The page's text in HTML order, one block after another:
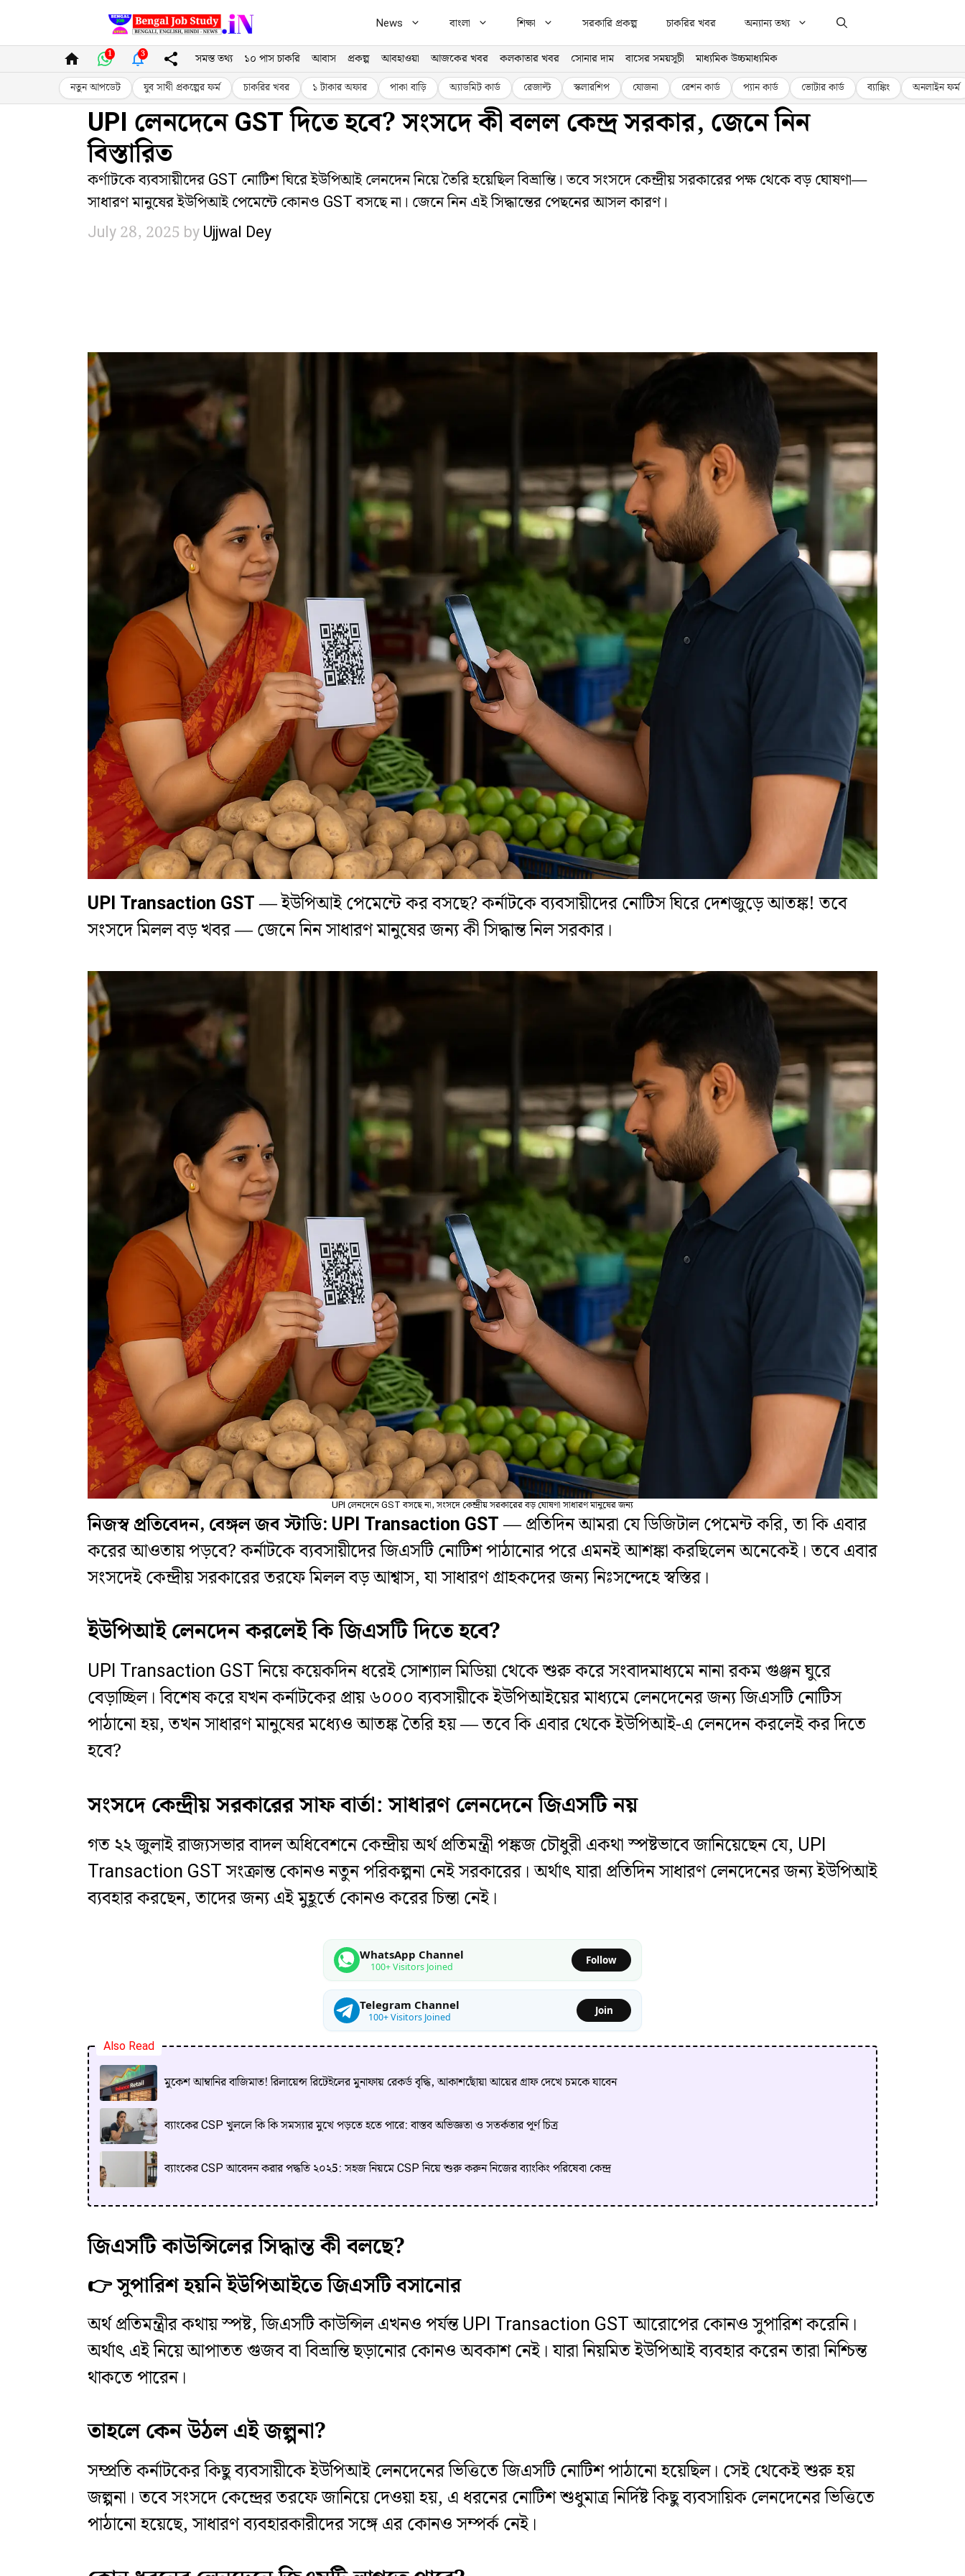
to
content
News বাংলা শিক্ষা সরকারি প্রকল্প চাকরির খবর অন্যান্য তথ্য
1 3 সমস্ত তথ্য ১০ পাস চাকরি আবাস প্রকল্প আবহাওয়া আজকের খবর কলকাতার খবর সোনার দাম বাসের সময়সূচী মাধ্যমিক উচ্চমাধ্যমিক
নতুন আপডেট যুব সাথী প্রকল্পের ফর্ম চাকরির খবর ১ টাকার অফার পাকা বাড়ি অ্যাডমিট কার্ড রেজাল্ট স্কলারশিপ যোজনা রেশন কার্ড প্যান কার্ড ভোটার কার্ড ব্যাঙ্কিং অনলাইন ফর্ম
UPI লেনদেনে GST দিতে হবে? সংসদে কী বলল কেন্দ্র সরকার, জেনে নিন
বিস্তারিত
কর্ণাটকে ব্যবসায়ীদের GST নোটিশ ঘিরে ইউপিআই লেনদেন নিয়ে তৈরি হয়েছিল বিভ্রান্তি। তবে সংসদে কেন্দ্রীয় সরকারের পক্ষ থেকে বড় ঘোষণা—
সাধারণ মানুষের ইউপিআই পেমেন্টে কোনও GST বসছে না। জেনে নিন এই সিদ্ধান্তের পেছনের আসল কারণ।
July 28, 2025 byUjjwal Dey
UPI Transaction GST— ইউপিআই পেমেন্টে কর বসছে? কর্নাটকে ব্যবসায়ীদের নোটিস ঘিরে দেশজুড়ে আতঙ্ক! তবে
সংসদে মিলল বড় খবর — জেনে নিন সাধারণ মানুষের জন্য কী সিদ্ধান্ত নিল সরকার।
UPI লেনদেনে GST বসছে না, সংসদে কেন্দ্রীয় সরকারের বড় ঘোষণা সাধারণ মানুষের জন্য
নিজস্ব প্রতিবেদন, বেঙ্গল জব স্টাডি: UPI Transaction GST— প্রতিদিন আমরা যে ডিজিটাল পেমেন্ট করি, তা কি এবার
করের আওতায় পড়বে? কর্নাটকে ব্যবসায়ীদের জিএসটি নোটিশ পাঠানোর পরে এমনই আশঙ্কা করছিলেন অনেকেই। তবে এবার
সংসদেই কেন্দ্রীয় সরকারের তরফে মিলল বড় আশ্বাস, যা সাধারণ গ্রাহকদের জন্য নিঃসন্দেহে স্বস্তির।
ইউপিআই লেনদেন করলেই কি জিএসটি দিতে হবে?
UPI Transaction GST নিয়ে কয়েকদিন ধরেই সোশ্যাল মিডিয়া থেকে শুরু করে সংবাদমাধ্যমে নানা রকম গুঞ্জন ঘুরে
বেড়াচ্ছিল। বিশেষ করে যখন কর্নাটকের প্রায় ৬০০০ ব্যবসায়ীকে ইউপিআইয়ের মাধ্যমে লেনদেনের জন্য জিএসটি নোটিস
পাঠানো হয়, তখন সাধারণ মানুষের মধ্যেও আতঙ্ক তৈরি হয় — তবে কি এবার থেকে ইউপিআই-এ লেনদেন করলেই কর দিতে
হবে?
সংসদে কেন্দ্রীয় সরকারের সাফ বার্তা: সাধারণ লেনদেনে জিএসটি নয়
গত ২২ জুলাই রাজ্যসভার বাদল অধিবেশনে কেন্দ্রীয় অর্থ প্রতিমন্ত্রী পঙ্কজ চৌধুরী একথা স্পষ্টভাবে জানিয়েছেন যে, UPI
Transaction GST সংক্রান্ত কোনও নতুন পরিকল্পনা নেই সরকারের। অর্থাৎ যারা প্রতিদিন সাধারণ লেনদেনের জন্য ইউপিআই
ব্যবহার করছেন, তাদের জন্য এই মুহূর্তে কোনও করের চিন্তা নেই।
WhatsApp Channel
100+ Visitors Joined
Follow
Telegram Channel
100+ Visitors Joined
Join
Also Read
মুকেশ আম্বানির বাজিমাত! রিলায়েন্স রিটেইলের মুনাফায় রেকর্ড বৃদ্ধি, আকাশছোঁয়া আয়ের গ্রাফ দেখে চমকে যাবেন
ব্যাংকের CSP খুললে কি কি সমস্যার মুখে পড়তে হতে পারে: বাস্তব অভিজ্ঞতা ও সতর্কতার পূর্ণ চিত্র
ব্যাংকের CSP আবেদন করার পদ্ধতি ২০২5: সহজ নিয়মে CSP নিয়ে শুরু করুন নিজের ব্যাংকিং পরিষেবা কেন্দ্র
জিএসটি কাউন্সিলের সিদ্ধান্ত কী বলছে?
👉 সুপারিশ হয়নি ইউপিআইতে জিএসটি বসানোর
অর্থ প্রতিমন্ত্রীর কথায় স্পষ্ট, জিএসটি কাউন্সিল এখনও পর্যন্ত UPI Transaction GST আরোপের কোনও সুপারিশ করেনি।
অর্থাৎ এই নিয়ে আপাতত গুজব বা বিভ্রান্তি ছড়ানোর কোনও অবকাশ নেই। যারা নিয়মিত ইউপিআই ব্যবহার করেন তারা নিশ্চিন্ত
থাকতে পারেন।
তাহলে কেন উঠল এই জল্পনা?
সম্প্রতি কর্নাটকের কিছু ব্যবসায়ীকে ইউপিআই লেনদেনের ভিত্তিতে জিএসটি নোটিশ পাঠানো হয়েছিল। সেই থেকেই শুরু হয়
জল্পনা। তবে সংসদে কেন্দ্রের তরফে জানিয়ে দেওয়া হয়, এ ধরনের নোটিশ শুধুমাত্র নির্দিষ্ট কিছু ব্যবসায়িক লেনদেনের ভিত্তিতে
পাঠানো হয়েছে, সাধারণ ব্যবহারকারীদের সঙ্গে এর কোনও সম্পর্ক নেই।